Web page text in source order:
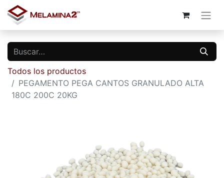
Todos los productos
PEGAMENTO PEGA CANTOS GRANULADO ALTA
180C 200C 20KG